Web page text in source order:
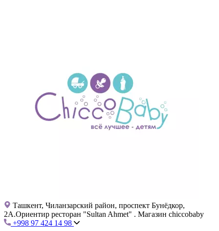
Ташкент, Чиланзарский район, проспект Бунёдкор,
2А.Ориентир ресторан "Sultan Ahmet" . Магазин chiccobaby
+998 97 424 14 98